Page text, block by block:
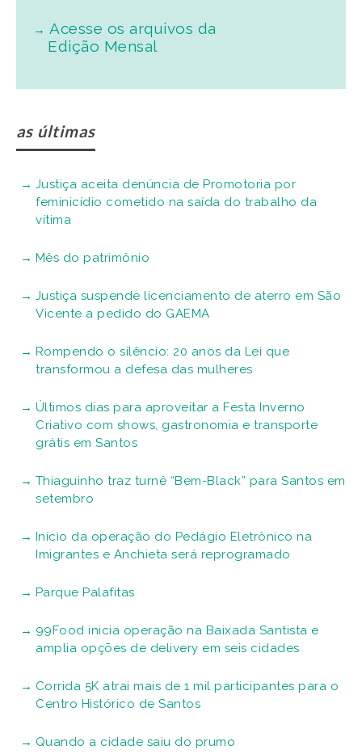
Acesse os arquivos da
Edição Mensal
as últimas
Justiça aceita denúncia de Promotoria por
feminicídio cometido na saída do trabalho da
vítima
Mês do patrimônio
Justiça suspende licenciamento de aterro em São
Vicente a pedido do GAEMA
Rompendo o silêncio: 20 anos da Lei que
transformou a defesa das mulheres
Últimos dias para aproveitar a Festa Inverno
Criativo com shows, gastronomia e transporte
grátis em Santos
Thiaguinho traz turnê “Bem-Black” para Santos em
setembro
Início da operação do Pedágio Eletrônico na
Imigrantes e Anchieta será reprogramado
Parque Palafitas
99Food inicia operação na Baixada Santista e
amplia opções de delivery em seis cidades
Corrida 5K atrai mais de 1 mil participantes para o
Centro Histórico de Santos
Quando a cidade saiu do prumo